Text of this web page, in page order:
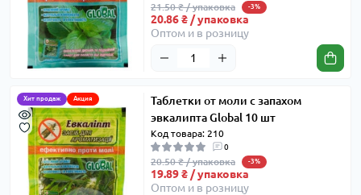
21.50 ₴ / упаковка -3%
20.86 ₴ / упаковка
Оптом и в розницу
Хит продаж Акция
Таблетки от моли с запахом
эвкалипта Global 10 шт
Код товара: 210
0
20.50 ₴ / упаковка -3%
19.89 ₴ / упаковка
Оптом и в розницу